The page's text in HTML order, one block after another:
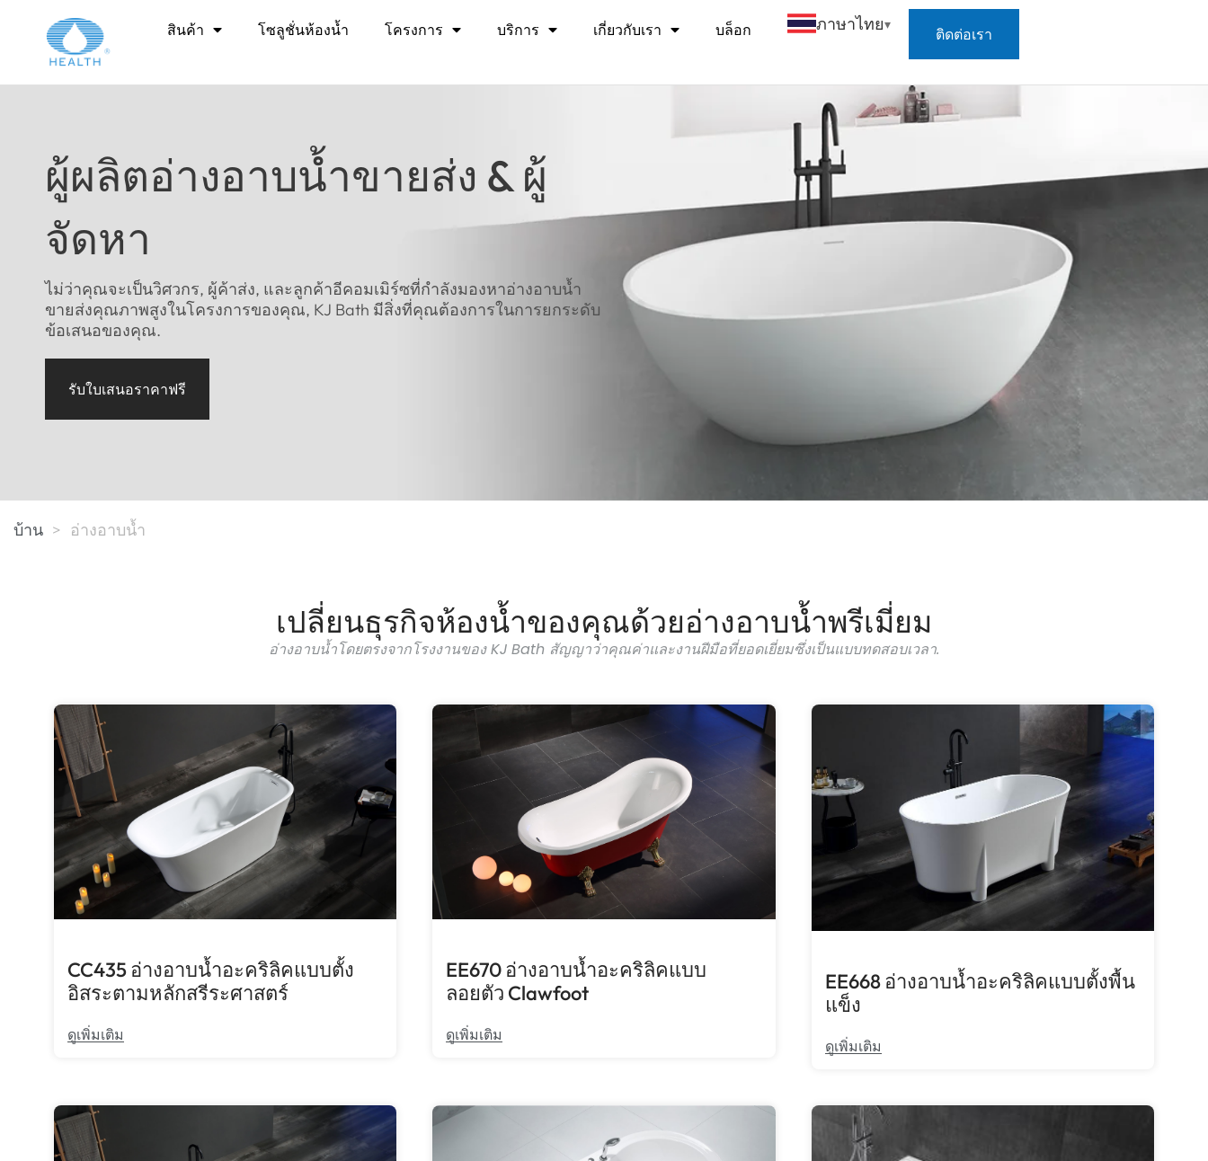
สินค้า โซลูชั่นห้องน้ำ โครงการ บริการ เกี่ยวกับเรา บล็อก ภาษาไทย
ติดต่อเรา
ผู้ผลิตอ่างอาบน้ำขายส่ง & ผู้
จัดหา
ไม่ว่าคุณจะเป็นวิศวกร, ผู้ค้าส่ง, และลูกค้าอีคอมเมิร์ซที่กำลังมองหาอ่างอาบน้ำ
ขายส่งคุณภาพสูงในโครงการของคุณ, KJ Bath มีสิ่งที่คุณต้องการในการยกระดับ
ข้อเสนอของคุณ.
รับใบเสนอราคาฟรี
บ้าน > อ่างอาบน้ำ
เปลี่ยนธุรกิจห้องน้ำของคุณด้วยอ่างอาบน้ำพรีเมี่ยม
อ่างอาบน้ำโดยตรงจากโรงงานของ KJ Bath สัญญาว่าคุณค่าและงานฝีมือที่ยอดเยี่ยมซึ่งเป็นแบบทดสอบเวลา.
CC435 อ่างอาบน้ำอะคริลิคแบบตั้ง
อิสระตามหลักสรีระศาสตร์
ดูเพิ่มเติม
EE670 อ่างอาบน้ำอะคริลิคแบบ
ลอยตัว Clawfoot
ดูเพิ่มเติม
EE668 อ่างอาบน้ำอะคริลิคแบบตั้งพื้น
แข็ง
ดูเพิ่มเติม